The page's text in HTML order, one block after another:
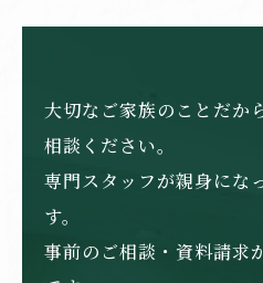
大切なご家族のことだか
相談ください。
専門スタッフが親身にな
す。
事前のご相談・資料請求